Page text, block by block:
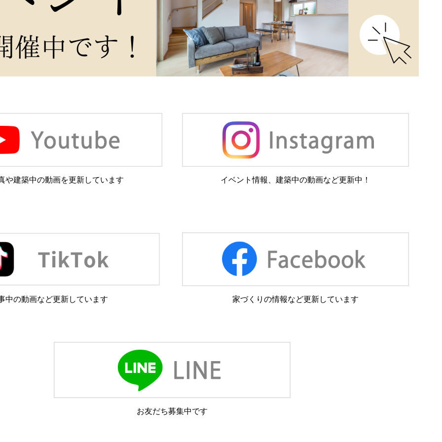
や建築中の動画を更新しています イベント情報、建築中の動画など更新中！
中の動画など更新しています 家づくりの情報など更新しています
お友だち募集中です